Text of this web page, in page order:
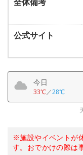
公式サイト
今日
33℃／28℃
※施設やイベントが
す。おでかけの際は